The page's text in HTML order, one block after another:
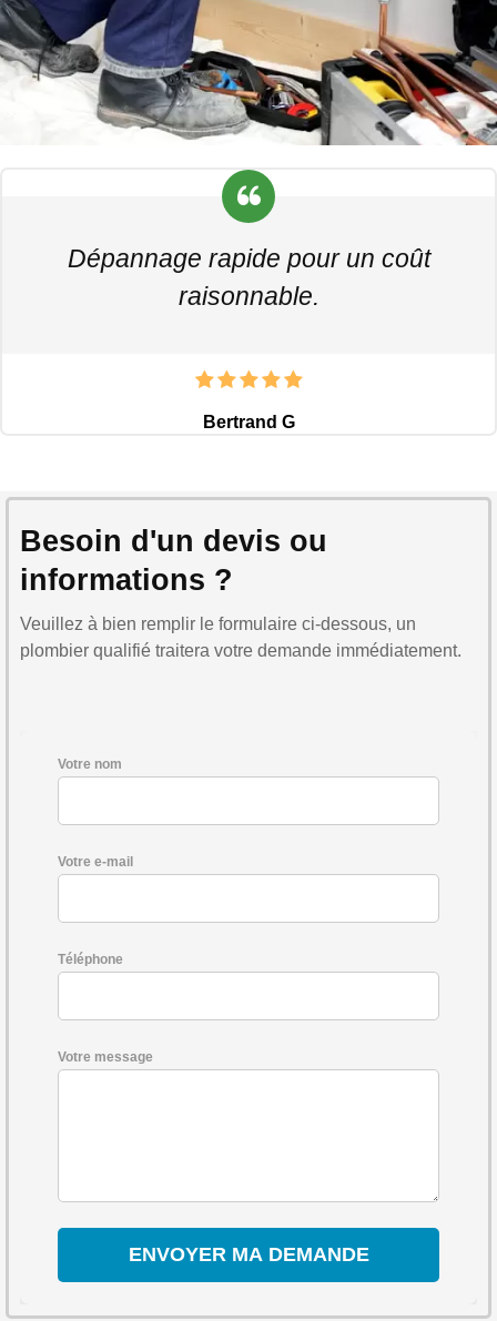
Dépannage rapide pour un coût
raisonnable.
Bertrand G
Besoin d'un devis ou
informations ?
Veuillez à bien remplir le formulaire ci-dessous, un
plombier qualifié traitera votre demande immédiatement.
Votre nom
Votre e-mail
Téléphone
Votre message